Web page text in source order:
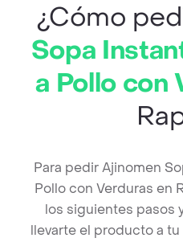
¿Cómo
Sopa
a Pollo con
Para pedir Ajinomen
Pollo con Verduras en
los siguientes pasos
llevarte el producto a